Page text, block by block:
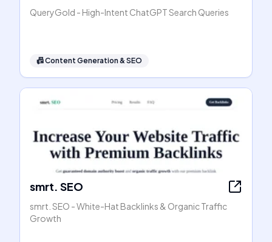
QueryGold - High-Intent ChatGPT Search Queries
📠Content Generation & SEO
smrt. SEO
smrt. SEO - White-Hat Backlinks & Organic Traffic
Growth